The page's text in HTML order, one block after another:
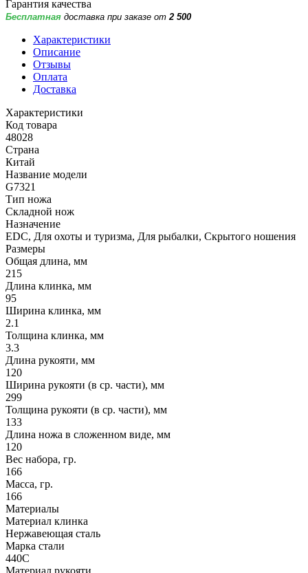
Гарантия качества
Бесплатная доставка при заказе от 2 500
Характеристики
Описание
Отзывы
Оплата
Доставка
Характеристики
Код товара
48028
Страна
Китай
Название модели
G7321
Тип ножа
Складной нож
Назначение
EDC, Для охоты и туризма, Для рыбалки, Скрытого ношения
Размеры
Общая длина, мм
215
Длина клинка, мм
95
Ширина клинка, мм
2.1
Толщина клинка, мм
3.3
Длина рукояти, мм
120
Ширина рукояти (в ср. части), мм
299
Толщина рукояти (в ср. части), мм
133
Длина ножа в сложенном виде, мм
120
Вес набора, гр.
166
Масса, гр.
166
Материалы
Материал клинка
Нержавеющая сталь
Марка стали
440C
Материал рукояти